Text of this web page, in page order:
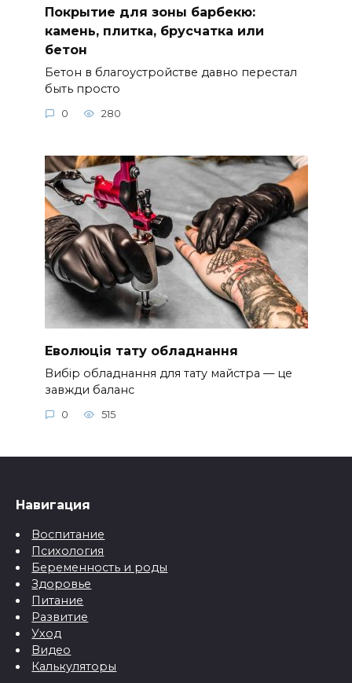
Покрытие для зоны барбекю:
камень, плитка, брусчатка или
бетон
Бетон в благоустройстве давно перестал
быть просто
0 280
Еволюція тату обладнання
Вибір обладнання для тату майстра — це
завжди баланс
0 515
Навигация
Воспитание
Психология
Беременность и роды
Здоровье
Питание
Развитие
Уход
Видео
Калькуляторы